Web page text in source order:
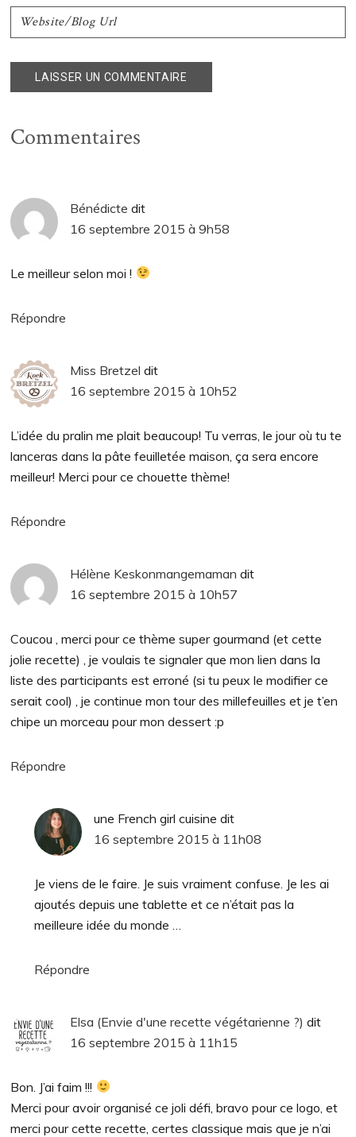
Commentaires
Bénédicte dit
16 septembre 2015 à 9h58
Le meilleur selon moi !
Répondre
Miss Bretzel dit
16 septembre 2015 à 10h52
L’idée du pralin me plait beaucoup! Tu verras, le jour où tu te
lanceras dans la pâte feuilletée maison, ça sera encore
meilleur! Merci pour ce chouette thème!
Répondre
Hélène Keskonmangemaman dit
16 septembre 2015 à 10h57
Coucou , merci pour ce thème super gourmand (et cette
jolie recette) , je voulais te signaler que mon lien dans la
liste des participants est erroné (si tu peux le modifier ce
serait cool) , je continue mon tour des millefeuilles et je t’en
chipe un morceau pour mon dessert :p
Répondre
une French girl cuisine dit
16 septembre 2015 à 11h08
Je viens de le faire. Je suis vraiment confuse. Je les ai
ajoutés depuis une tablette et ce n’était pas la
meilleure idée du monde …
Répondre
Elsa (Envie d'une recette végétarienne ?) dit
16 septembre 2015 à 11h15
Bon. J’ai faim !!!
Merci pour avoir organisé ce joli défi, bravo pour ce logo, et
merci pour cette recette, certes classique mais que je n’ai